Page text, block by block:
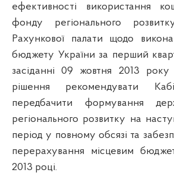
ефективності використання
фонду регіонального
Рахункової палати щодо
бюджету України за перший
засіданні 09 жовтня 2013 року
рішення рекомендувати
передбачити формування
регіонального розвитку на
період у повному обсязі та
перерахування місцевим
2013 році.